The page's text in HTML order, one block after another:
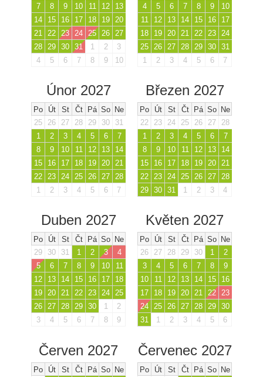
7
8 9 10 11 12
13
14
15 16 17 18 19
20
21
22 23 24 25 26
27
28
29 30 31 1 2
3
4
5 6 7 8 9 10
4
5 6 7 8 9
10
11
12 13 14 15 16
17
18
19 20 21 22 23
24
25
26 27 28 29 30 31
1
2 3 4 5 6 7
Únor 2027
Po Út St Čt Pá So Ne
25
26 27 28 29 30
31
1
2 3 4 5 6
7
8
9 10 11 12 13
14
15
16 17 18 19 20 21
22 23 24 25 26 27 28
1
2 3 4 5 6 7
Březen 2027
Po Út St Čt Pá So Ne
22
23 24 25 26 27
28
1
2 3 4 5 6
7
8
9 10 11 12 13
14
15
16 17 18 19 20 21
22 23 24 25 26 27 28
29 30 31 1 2 3 4
Duben 2027
Po Út St Čt Pá So Ne
29
30 31 1 2 3
4
5
6 7 8 9 10
11
12
13 14 15 16 17
18
19 20 21 22 23 24 25
26 27 28 29 30 1
2
3
4 5 6 7 8 9
Květen 2027
Po Út St Čt Pá So Ne
26
27 28 29 30 1
2
3
4 5 6 7 8
9
10
11 12 13 14 15
16
17
18 19 20 21 22 23
24 25 26 27 28 29 30
31
1 2 3 4 5 6
Červen 2027
Po Út St Čt Pá So Ne
Červenec 2027
Po Út St Čt Pá So Ne